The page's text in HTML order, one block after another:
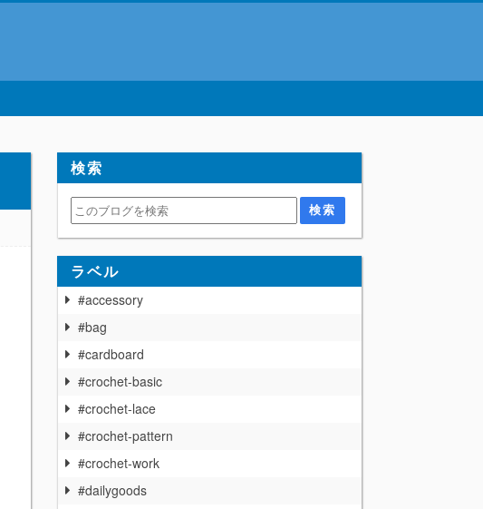
検索
ラベル
#accessory
#bag
#cardboard
#crochet-basic
#crochet-lace
#crochet-pattern
#crochet-work
#dailygoods